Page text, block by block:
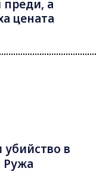
а
цената
убийство в
Ружа